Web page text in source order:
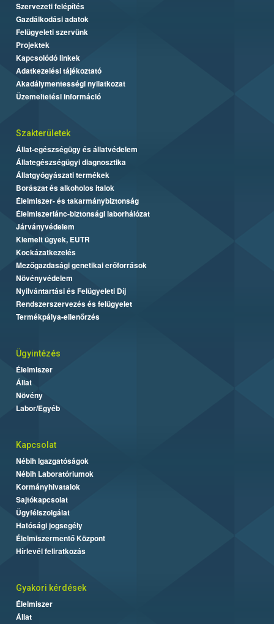
Szervezeti felépítés
Gazdálkodási adatok
Felügyeleti szervünk
Projektek
Kapcsolódó linkek
Adatkezelési tájékoztató
Akadálymentességi nyilatkozat
Üzemeltetési információ
Szakterületek
Állat-egészségügy és állatvédelem
Állategészségügyi diagnosztika
Állatgyógyászati termékek
Borászat és alkoholos italok
Élelmiszer- és takarmánybiztonság
Élelmiszerlánc-biztonsági laborhálózat
Járványvédelem
Kiemelt ügyek, EUTR
Kockázatkezelés
Mezőgazdasági genetikai erőforrások
Növényvédelem
Nyilvántartási és Felügyeleti Díj
Rendszerszervezés és felügyelet
Termékpálya-ellenőrzés
Ügyintézés
Élelmiszer
Állat
Növény
Labor/Egyéb
Kapcsolat
Nébih Igazgatóságok
Nébih Laboratóriumok
Kormányhivatalok
Sajtókapcsolat
Ügyfélszolgálat
Hatósági jogsegély
Élelmiszermentő Központ
Hírlevél feliratkozás
Gyakori kérdések
Élelmiszer
Állat